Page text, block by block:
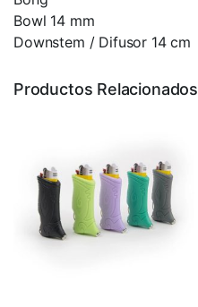
Bowl 14 mm
Downstem / Difusor 14 cm
Productos Relacionados